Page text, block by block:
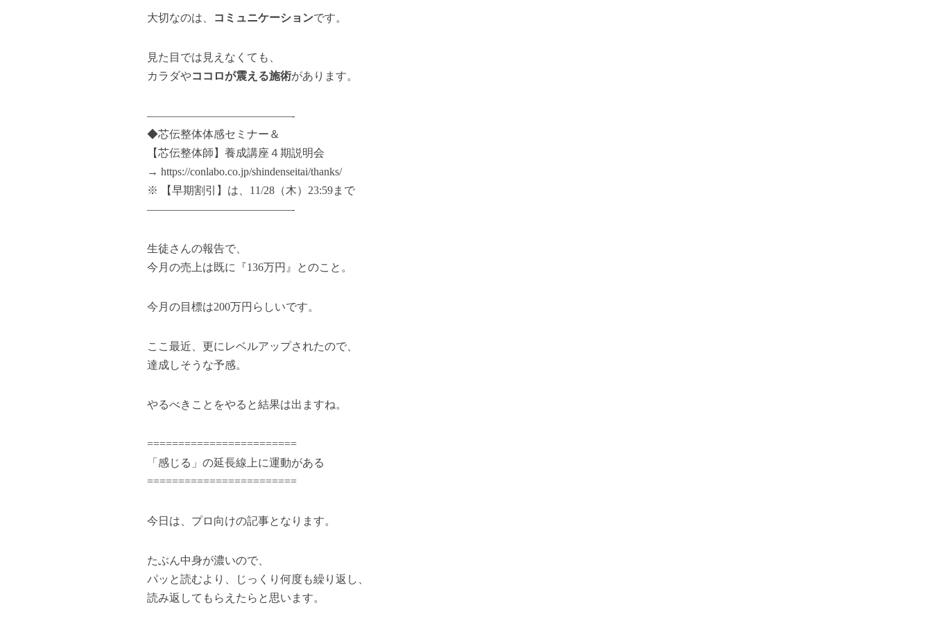
大切なのは、 コミュニケーションです。
見た目では見えなくても、
カラダやココロが震える施術があります。
—————————————-
◆芯伝整体体感セミナー＆
【芯伝整体師】養成講座４期説明会
→ https://conlabo.co.jp/shindenseitai/thanks/
※ 【早期割引】は、11/28（木）23:59まで
—————————————-
生徒さんの報告で、
今月の売上は既に『136万円』とのこと。
今月の目標は200万円らしいです。
ここ最近、更にレベルアップされたので、
達成しそうな予感。
やるべきことをやると結果は出ますね。
========================
「感じる」の延長線上に運動がある
========================
今日は、プロ向けの記事となります。
たぶん中身が濃いので、
パッと読むより、じっくり何度も繰り返し、
読み返してもらえたらと思います。